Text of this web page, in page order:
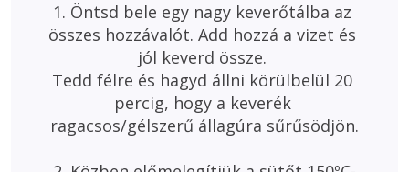
1. Öntsd bele egy nagy keverőtálba az
összes hozzávalót. Add hozzá a vizet és
jól keverd össze.
Tedd félre és hagyd állni körülbelül 20
percig, hogy a keverék
ragacsos/gélszerű állagúra sűrűsödjön.